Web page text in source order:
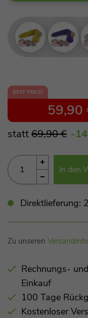
BEST PRICE!
59,90
statt69,90 € -14
In den
Direktlieferung:
Zu unseren
Rechnungs-
Einkauf
100 Tage
Kostenloser